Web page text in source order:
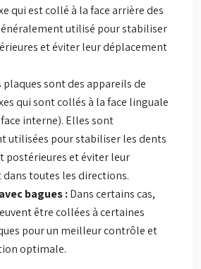
qui est collé à la face arrière des
utilisé pour stabiliser
et éviter leur déplacement
plaques sont des appareils de
qui sont collés à la face linguale
interne). Elles sont
utilisées pour stabiliser les dents
postérieures et éviter leur
toutes les directions.
bagues :Dans certains cas,
être collées à certaines
pour un meilleur contrôle et
optimale.